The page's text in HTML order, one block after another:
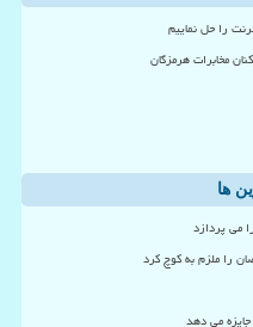
را حل نماییم
مخابرات هرمزگان
ها
می پردازد
را ملزم به کوچ کرد
می دهد